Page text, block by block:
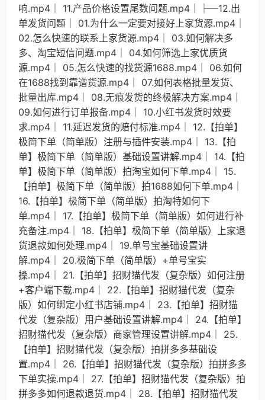
响.mp4│ 11.产品价格设置尾数问题.mp4│├─12.出
单发货问题│ 01.为什么一定要对接好上家货源.mp4│
02.怎么快速的联系上家货源.mp4│ 03.如何解决多
多、淘宝短信问题.mp4│ 04.如何筛选上家优质货
源.mp4│ 05.怎么快速的找货源1688.mp4│ 06.如何
在1688找到靠谱货源.mp4│ 07.如何表格批量发货、
批量出库.mp4│ 08.无痕发货的终极解决方案.mp4│
09.如何进行订单报备.mp4│ 10.小红书发货时效要
求.mp4│ 11.延迟发货的赔付标准.mp4│ 12.【拍单】
极简下单（简单版）注册与插件安装.mp4│ 13.【拍
单】极简下单（简单版）基础设置讲解.mp4│ 14.【拍
单】极简下单（简单版）拍淘宝如何下单.mp4│ 15.
【拍单】极简下单（简单版）拍1688如何下单.mp4│
16.【拍单】极简下单（简单版）拍淘特如何下
单.mp4│ 17.【拍单】极简下单（简单版）如何进行补
充备注.mp4│ 18.【拍单】极简下单（简单版）上家退
货退款如何处理.mp4│ 19.单号宝基础设置讲
解.mp4│ 20.极简下单（简单版）+单号宝实
操.mp4│ 21.【拍单】招财猫代发（复杂版）如何注册
+客户端下载.mp4│ 22.【拍单】招财猫代发（复杂
版）如何绑定小红书店铺.mp4│ 23.【拍单】招财猫
代发（复杂版）用户基础设置讲解.mp4│ 24.【拍单】
招财猫代发（复杂版）商家管理设置讲解.mp4│ 25.
【拍单】招财猫代发（复杂版）拍拼多多基础设
置.mp4│ 26.【拍单】招财猫代发（复杂版）拍拼多多
下单实操.mp4│ 27.【拍单】招财猫代发（复杂版）拍
拼多多如何退款退货.mp4│ 28.【拍单】招财猫代发